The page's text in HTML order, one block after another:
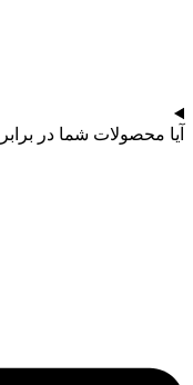
آیا محصولات شما در